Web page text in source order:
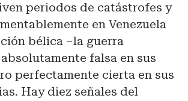
periodos de catástrofes y
en Venezuela
bélica –la guerra
falsa en sus
perfectamente cierta en sus
Hay diez señales del